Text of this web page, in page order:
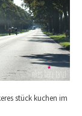
stück kuchen im